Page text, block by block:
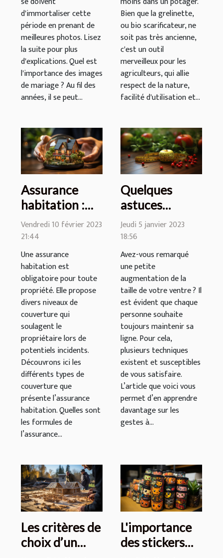
d'immortaliser cette
période en prenant de
meilleures photos. Lisez
la suite pour plus
d'explications. Quel est
l'importance des images
de mariage ? Au fil des
années, il se peut...
Bien que la grelinette,
ou bio scarificateur, ne
soit pas très ancienne,
c'est un outil
merveilleux pour les
agriculteurs, qui allie
respect de la nature,
facilité d'utilisation et...
Assurance
habitation :
quelles
garanties
espérer ?
Vendredi 10 février 2023
21:44
Une assurance
habitation est
obligatoire pour toute
propriété. Elle propose
divers niveaux de
couverture qui
soulagent le
propriétaire lors de
potentiels incidents.
Découvrons ici les
différents types de
couverture que
présente l’assurance
habitation. Quelles sont
les formules de
l’assurance...
Quelques
astuces
simples pour
mincir
Jeudi 5 janvier 2023
18:56
Avez-vous remarqué
une petite
augmentation de la
taille de votre ventre ? Il
est évident que chaque
personne souhaite
toujours maintenir sa
ligne. Pour cela,
plusieurs techniques
existent et susceptibles
de vous satisfaire.
L’article que voici vous
permet d’en apprendre
davantage sur les
gestes à...
Les critères de
choix d’un
L'importance
des stickers